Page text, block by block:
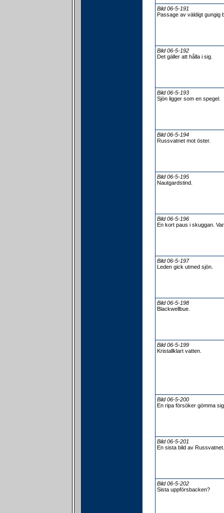
Bild 06-5-191
Passage av väldigt gungig
Bild 06-5-192
Det gäller att hålla i sig.
Bild 06-5-193
Sjön ligger som en spegel.
Bild 06-5-194
Russvatnet mot öster.
Bild 06-5-195
Nautgardstind.
Bild 06-5-196
En kort paus i skuggan.
Bild 06-5-197
Leden gick utmed sjön.
Bild 06-5-198
Blackwellbue.
Bild 06-5-199
Kristallklart vatten.
Bild 06-5-200
En ripa försöker gömma
Bild 06-5-201
En sista bild av Russvatnet.
Bild 06-5-202
Sista uppförsbacken?